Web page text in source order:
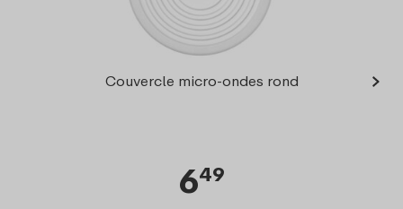
Couvercle micro-ondes rond
649
Bol
›